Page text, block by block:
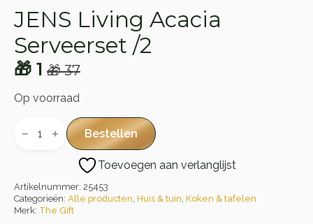
JENS Living Acacia
Serveerset /2
🎁37
Oorspronkelijke
prijs
🎁 37.
🎁 1
Huidige
prijs
🎁 1.
Op voorraad
Living
Bestellen
Toevoegen aan verlanglijst
Artikelnummer: 25453
Categorieën: Alle producten, Huis & tuin, Koken & tafelen
Merk: The Gift